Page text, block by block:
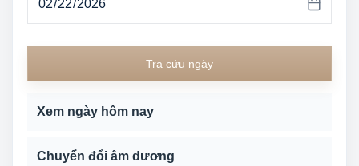
Tra cứu ngày
Xem ngày hôm nay
Chuyển đổi âm dương